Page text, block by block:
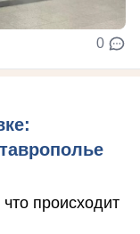
0
происходит